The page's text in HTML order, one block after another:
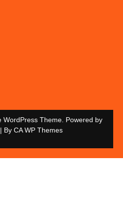
WordPress Theme. Powered by
By CA WP Themes